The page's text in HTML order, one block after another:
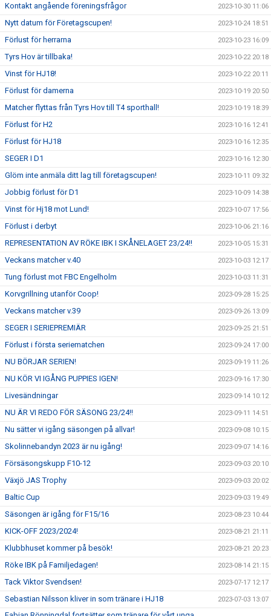
Kontakt angående föreningsfrågor 2023-10-30 11:06
Nytt datum för Företagscupen! 2023-10-24 18:51
Förlust för herrarna 2023-10-23 16:09
Tyrs Hov är tillbaka! 2023-10-22 20:18
Vinst för HJ18! 2023-10-22 20:11
Förlust för damerna 2023-10-19 20:50
Matcher flyttas från Tyrs Hov till T4 sporthall! 2023-10-19 18:39
Förlust för H2 2023-10-16 12:41
Förlust för HJ18 2023-10-16 12:35
SEGER I D1 2023-10-16 12:30
Glöm inte anmäla ditt lag till företagscupen! 2023-10-11 09:32
Jobbig förlust för D1 2023-10-09 14:38
Vinst för Hj18 mot Lund! 2023-10-07 17:56
Förlust i derbyt 2023-10-06 21:16
REPRESENTATION AV RÖKE IBK I SKÅNELAGET 23/24!! 2023-10-05 15:31
Veckans matcher v.40 2023-10-03 12:17
Tung förlust mot FBC Engelholm 2023-10-03 11:31
Korvgrillning utanför Coop! 2023-09-28 15:25
Veckans matcher v.39 2023-09-26 13:09
SEGER I SERIEPREMIÄR 2023-09-25 21:51
Förlust i första seriematchen 2023-09-24 17:00
NU BÖRJAR SERIEN! 2023-09-19 11:26
NU KÖR VI IGÅNG PUPPIES IGEN! 2023-09-16 17:30
Livesändningar 2023-09-14 10:12
NU ÄR VI REDO FÖR SÄSONG 23/24!! 2023-09-11 14:51
Nu sätter vi igång säsongen på allvar! 2023-09-08 10:15
Skolinnebandyn 2023 är nu igång! 2023-09-07 14:16
Försäsongskupp F10-12 2023-09-03 20:10
Växjö JAS Trophy 2023-09-03 20:02
Baltic Cup 2023-09-03 19:49
Säsongen är igång för F15/16 2023-08-23 10:44
KICK-OFF 2023/2024! 2023-08-21 21:11
Klubbhuset kommer på besök! 2023-08-21 20:23
Röke IBK på Familjedagen! 2023-08-14 21:15
Tack Viktor Svendsen! 2023-07-17 12:17
Sebastian Nilsson kliver in som tränare i HJ18 2023-07-03 13:07